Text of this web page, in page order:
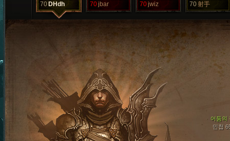
70 DHdh 70jbar 70jwiz 70 射手
어둠의
민첩